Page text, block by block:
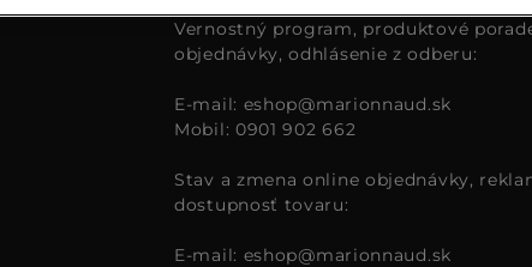
Vernostný program, produktové
objednávky, odhlásenie z odberu:
E-mail: eshop@marionnaud.sk
Mobil: 0901 902 662
Stav a zmena online objednávky,
dostupnosť tovaru:
E-mail: eshop@marionnaud.sk